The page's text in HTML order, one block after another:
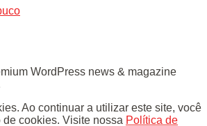
WordPress news & magazine
Ao continuar a utilizar este site, você
cookies. Visite nossa Política de